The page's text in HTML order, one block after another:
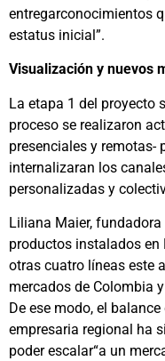
entregarconocimientos
estatus inicial”.
Visualización y nuevos
La etapa 1 del proyecto
proceso se realizaron
presenciales y remotas-
internalizaran los
personalizadas y
Liliana Maier, fundadora
productos instalados en
otras cuatro líneas este
mercados de Colombia
De ese modo, el
empresaria regional ha
poder escalar“a un